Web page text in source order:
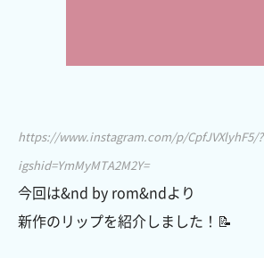
https://www.instagram.com/p/CpfJVXlyhF5/?
igshid=YmMyMTA2M2Y=
今回は&nd by rom&ndより
新作のリップを紹介しました！📝